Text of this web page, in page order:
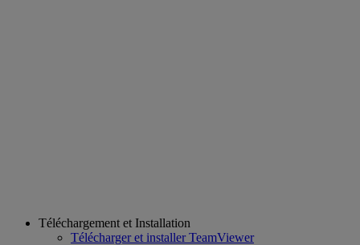
Téléchargement et Installation
Télécharger et installer TeamViewer